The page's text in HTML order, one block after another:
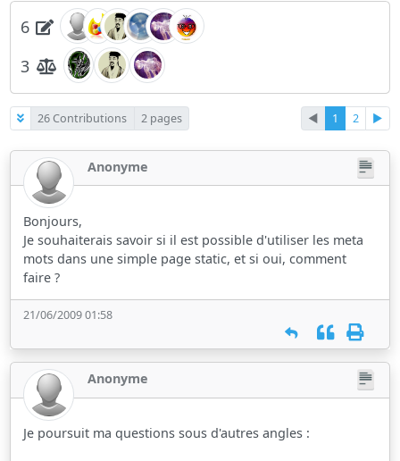
6
3
26 Contributions 2 pages ◄ 1 2 ►
Anonyme
Bonjours,
Je souhaiterais savoir si il est possible d'utiliser les meta
mots dans une simple page static, et si oui, comment
faire ?
21/06/2009 01:58
Anonyme
Je poursuit ma questions sous d'autres angles :